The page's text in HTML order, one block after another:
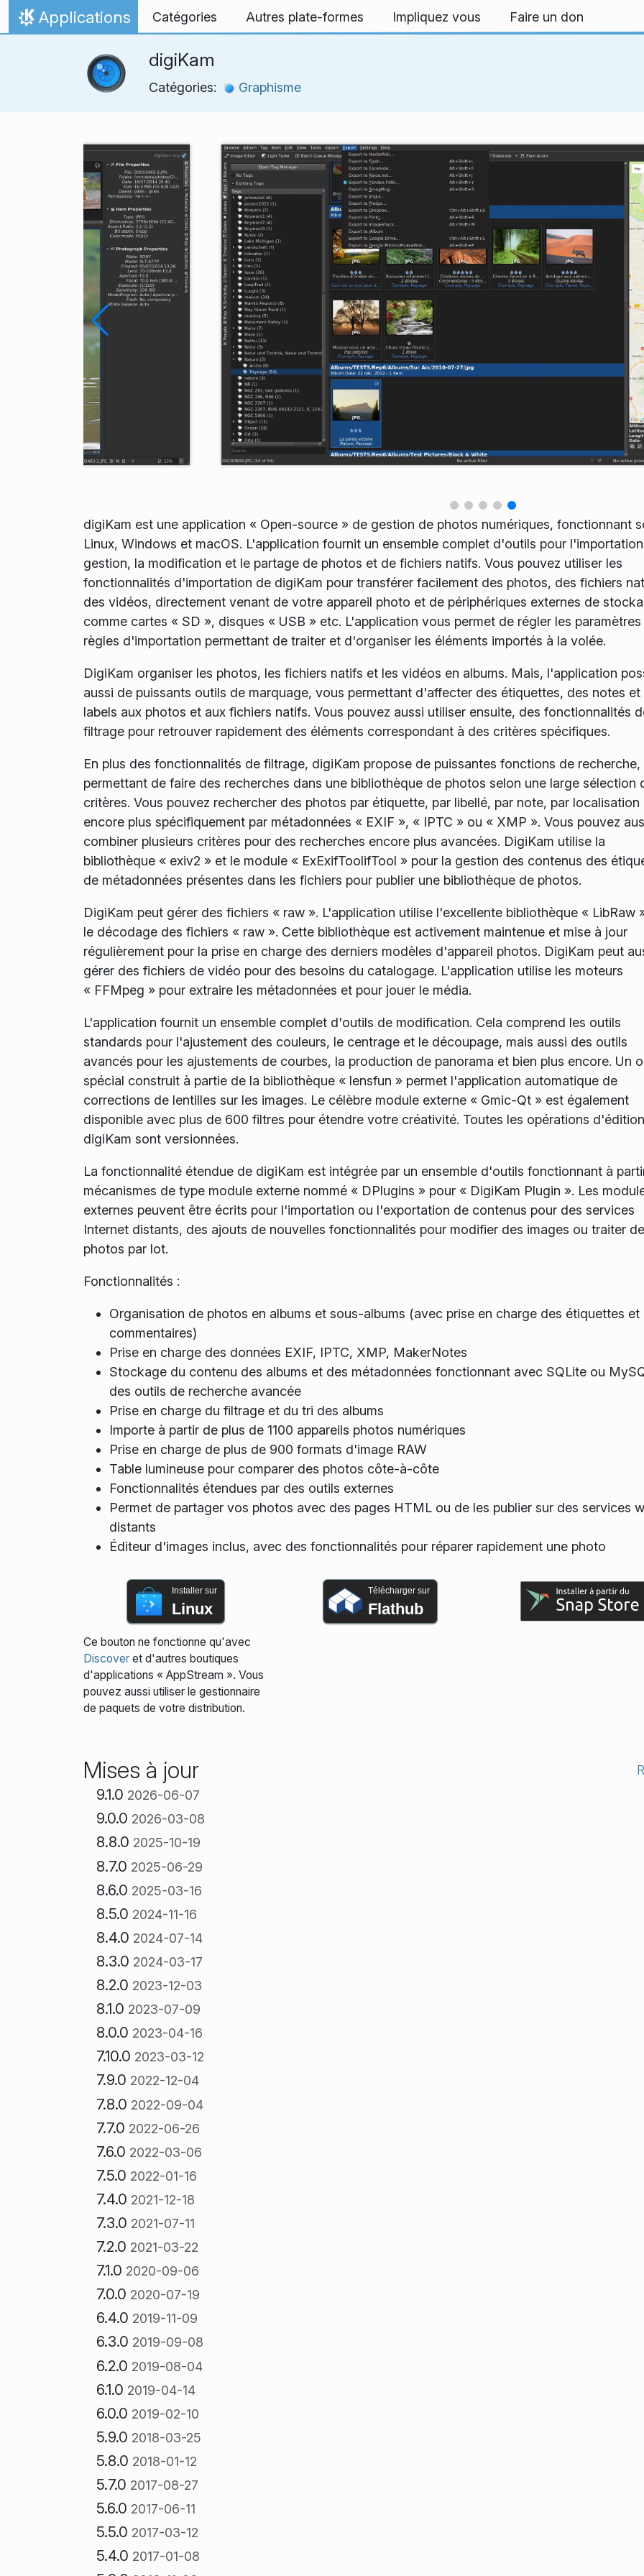
Aller directement au contenu
Accueil
Applications Catégories Autres plate-formes Impliquez vous Faire un don
digiKam
Catégories: Graphisme
digiKam est une application « Open-source » de gestion de photos numériques, fonctionnant
Linux, Windows et macOS. L'application fournit un ensemble complet d'outils pour
gestion, la modification et le partage de photos et de fichiers natifs. Vous pouvez utiliser les
fonctionnalités d'importation de digiKam pour transférer facilement des photos, des fichiers
des vidéos, directement venant de votre appareil photo et de périphériques externes de
comme cartes « SD », disques « USB » etc. L'application vous permet de régler les paramètres
règles d'importation permettant de traiter et d'organiser les éléments importés à la volée.
DigiKam organiser les photos, les fichiers natifs et les vidéos en albums. Mais, l'application
aussi de puissants outils de marquage, vous permettant d'affecter des étiquettes, des notes et
labels aux photos et aux fichiers natifs. Vous pouvez aussi utiliser ensuite, des fonctionnalités
filtrage pour retrouver rapidement des éléments correspondant à des critères spécifiques.
En plus des fonctionnalités de filtrage, digiKam propose de puissantes fonctions de recherche,
permettant de faire des recherches dans une bibliothèque de photos selon une large sélection
critères. Vous pouvez rechercher des photos par étiquette, par libellé, par note, par localisation
encore plus spécifiquement par métadonnées « EXIF », « IPTC » ou « XMP ». Vous pouvez
combiner plusieurs critères pour des recherches encore plus avancées. DigiKam utilise la
bibliothèque « exiv2 » et le module « ExExifToolifTool » pour la gestion des contenus des
de métadonnées présentes dans les fichiers pour publier une bibliothèque de photos.
DigiKam peut gérer des fichiers « raw ». L'application utilise l'excellente bibliothèque « LibRaw
le décodage des fichiers « raw ». Cette bibliothèque est activement maintenue et mise à jour
régulièrement pour la prise en charge des derniers modèles d'appareil photos. DigiKam peut
gérer des fichiers de vidéo pour des besoins du catalogage. L'application utilise les moteurs
« FFMpeg » pour extraire les métadonnées et pour jouer le média.
L'application fournit un ensemble complet d'outils de modification. Cela comprend les outils
standards pour l'ajustement des couleurs, le centrage et le découpage, mais aussi des outils
avancés pour les ajustements de courbes, la production de panorama et bien plus encore. Un
spécial construit à partie de la bibliothèque « lensfun » permet l'application automatique de
corrections de lentilles sur les images. Le célèbre module externe « Gmic-Qt » est également
disponible avec plus de 600 filtres pour étendre votre créativité. Toutes les opérations
digiKam sont versionnées.
La fonctionnalité étendue de digiKam est intégrée par un ensemble d'outils fonctionnant à
mécanismes de type module externe nommé « DPlugins » pour « DigiKam Plugin ». Les
externes peuvent être écrits pour l'importation ou l'exportation de contenus pour des services
Internet distants, des ajouts de nouvelles fonctionnalités pour modifier des images ou traiter
photos par lot.
Fonctionnalités :
Organisation de photos en albums et sous-albums (avec prise en charge des étiquettes et
commentaires)
Prise en charge des données EXIF, IPTC, XMP, MakerNotes
Stockage du contenu des albums et des métadonnées fonctionnant avec SQLite ou
des outils de recherche avancée
Prise en charge du filtrage et du tri des albums
Importe à partir de plus de 1100 appareils photos numériques
Prise en charge de plus de 900 formats d'image RAW
Table lumineuse pour comparer des photos côte-à-côte
Fonctionnalités étendues par des outils externes
Permet de partager vos photos avec des pages HTML ou de les publier sur des services
distants
Éditeur d'images inclus, avec des fonctionnalités pour réparer rapidement une photo
Installer sur
Linux
Ce bouton ne fonctionne qu'avec
Discoveret d'autres boutiques
d'applications « AppStream ». Vous
pouvez aussi utiliser le gestionnaire
de paquets de votre distribution.
Télécharger sur
Flathub
Mises à jour
9.1.0 2026-06-07
9.0.0 2026-03-08
8.8.0 2025-10-19
8.7.0 2025-06-29
8.6.0 2025-03-16
8.5.0 2024-11-16
8.4.0 2024-07-14
8.3.0 2024-03-17
8.2.0 2023-12-03
8.1.0 2023-07-09
8.0.0 2023-04-16
7.10.0 2023-03-12
7.9.0 2022-12-04
7.8.0 2022-09-04
7.7.0 2022-06-26
7.6.0 2022-03-06
7.5.0 2022-01-16
7.4.0 2021-12-18
7.3.0 2021-07-11
7.2.0 2021-03-22
7.1.0 2020-09-06
7.0.0 2020-07-19
6.4.0 2019-11-09
6.3.0 2019-09-08
6.2.0 2019-08-04
6.1.0 2019-04-14
6.0.0 2019-02-10
5.9.0 2018-03-25
5.8.0 2018-01-12
5.7.0 2017-08-27
5.6.0 2017-06-11
5.5.0 2017-03-12
5.4.0 2017-01-08